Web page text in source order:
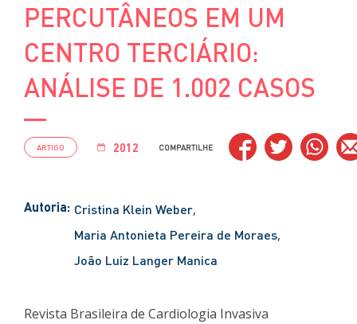
PERCUTÂNEOS EM UM
CENTRO TERCIÁRIO:
ANÁLISE DE 1.002 CASOS
ARTIGO 2012 COMPARTILHE
Autoria: Cristina Klein Weber
Maria Antonieta Pereira de Moraes
João Luiz Langer Manica
Revista Brasileira de Cardiologia Invasiva